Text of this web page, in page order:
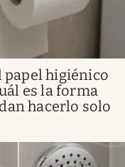
papel higiénico
es la forma
hacerlo solo